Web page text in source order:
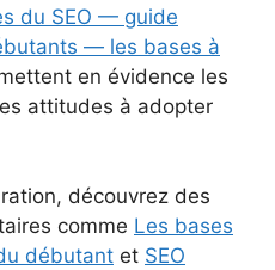
du SEO — guide
— les bases à
en évidence les
attitudes à adopter
découvrez des
comme Les bases
débutant et SEO